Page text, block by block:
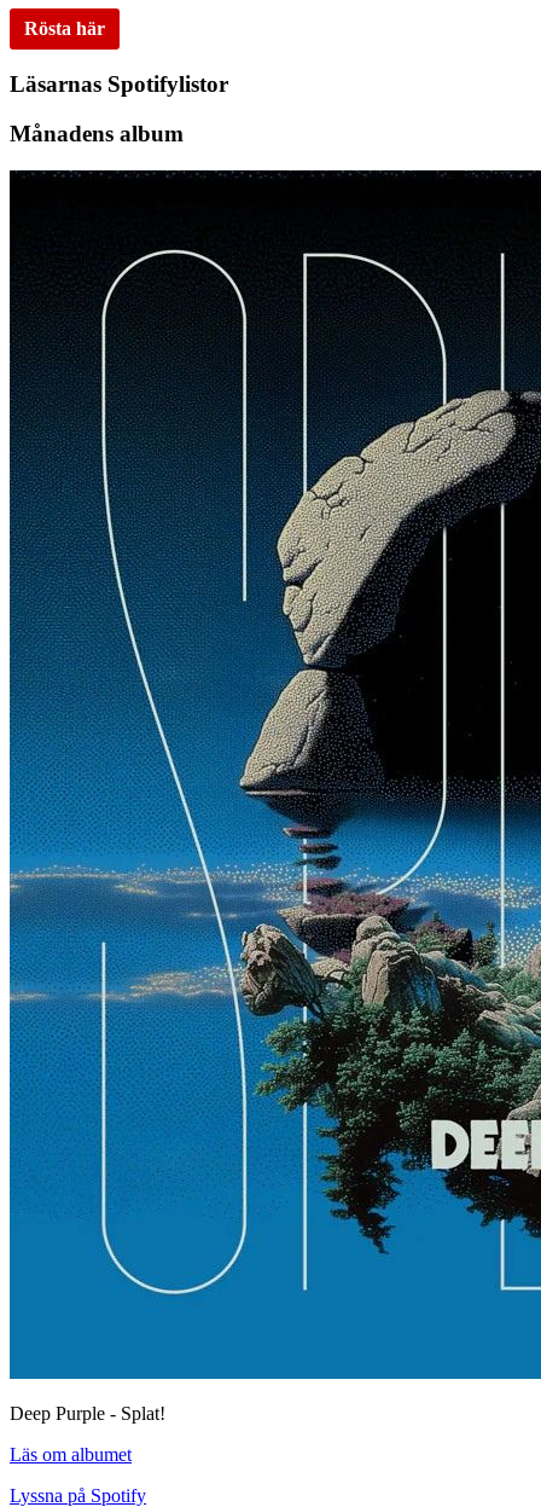
Rösta här
Läsarnas Spotifylistor
Månadens album
Deep Purple - Splat!
Läs om albumet
Lyssna på Spotify